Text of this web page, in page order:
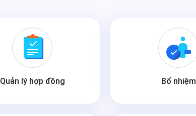
Quản lý hợp đồng Bổ nhiệm